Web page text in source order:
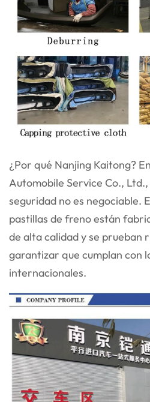
¿Por qué Nanjing Kaitong?
Automobile Service Co.,
seguridad no es negociable.
pastillas de freno están
de alta calidad y se prueban
garantizar que cumplan con
internacionales.